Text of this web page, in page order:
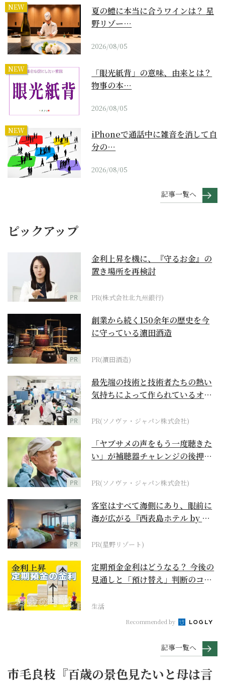
NEW
夏の鱧に本当に合うワインは？ 星
野リゾー…
2026/08/05
NEW
「眼光紙背」の意味、由来とは？
物事の本…
2026/08/05
NEW
iPhoneで通話中に雑音を消して自
分の…
2026/08/05
記事一覧へ
ピックアップ
PR
金利上昇を機に、『守るお金』の
置き場所を再検討
PR(株式会社北九州銀行)
PR
創業から続く150余年の歴史を今
に守っている濵田酒造
PR(濵田酒造)
PR
最先端の技術と技術者たちの熱い
気持ちによって作られているオー
PR(ソノヴァ・ジャパン株式会社)
PR
「ヤブサメの声をもう一度聴きた
い」が補聴器チャレンジの後押し
PR(ソノヴァ・ジャパン株式会社)
PR
客室はすべて海側にあり、眼前に
海が広がる『西表島ホテル by 星
PR(星野リゾート)
定期預金金利はどうなる？ 今後の
見通しと「預け替え」判断のコツ
生活
Recommended by
記事一覧へ
市毛良枝『百歳の景色見たいと母は言